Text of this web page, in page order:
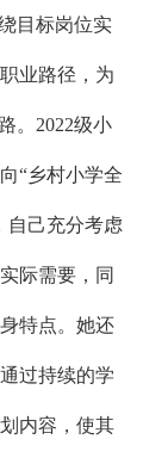
目标岗位实
业路径 ，为
。2022级小
“乡村小学全
自己充分考虑
际需要，同
特点。她还
过持续的学
内容，使其